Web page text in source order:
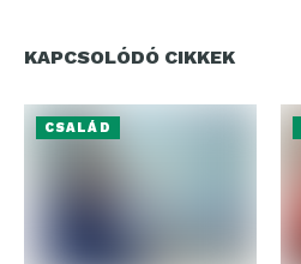
KAPCSOLÓDÓ CIKKEK
CSALÁD